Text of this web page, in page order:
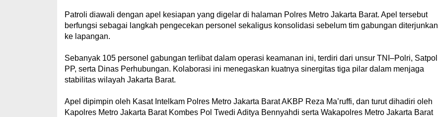
Patroli diawali dengan apel kesiapan yang digelar di halaman Polres Metro Jakarta Barat. Apel tersebut
berfungsi sebagai langkah pengecekan personel sekaligus konsolidasi sebelum tim gabungan diterjunkan
ke lapangan.
Sebanyak 105 personel gabungan terlibat dalam operasi keamanan ini, terdiri dari unsur TNI–Polri, Satpol
PP, serta Dinas Perhubungan. Kolaborasi ini menegaskan kuatnya sinergitas tiga pilar dalam menjaga
stabilitas wilayah Jakarta Barat.
Apel dipimpin oleh Kasat Intelkam Polres Metro Jakarta Barat AKBP Reza Ma’ruffi, dan turut dihadiri oleh
Kapolres Metro Jakarta Barat Kombes Pol Twedi Aditya Bennyahdi serta Wakapolres Metro Jakarta Barat